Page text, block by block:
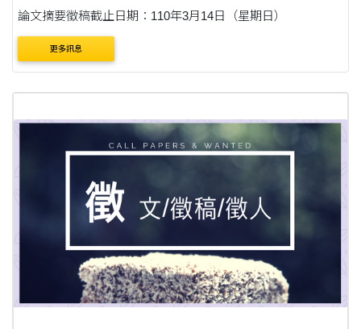
論文摘要徵稿截止日期：110年3月14日（星期日）
更多訊息